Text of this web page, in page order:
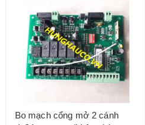
Bo mạch cổng mở 2 cánh